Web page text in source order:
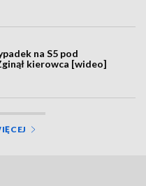
na S5 pod
kierowca [wideo]